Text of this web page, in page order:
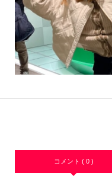
コメント ( 0 )